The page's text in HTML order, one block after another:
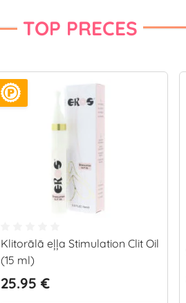
TOP PRECES
Klitorālā eļļa Stimulation Clit Oil
(15 ml)
25.95 €